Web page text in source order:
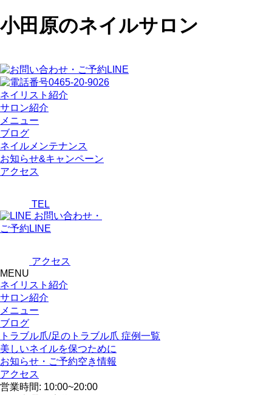
小田原のネイルサロン
ネイリスト紹介
サロン紹介
メニュー
ブログ
ネイルメンテナンス
お知らせ&キャンペーン
アクセス
TEL
お問い合わせ・
ご予約LINE
アクセス
MENU
ネイリスト紹介
サロン紹介
メニュー
ブログ
トラブル爪/足のトラブル爪 症例一覧
美しいネイルを保つために
お知らせ・ご予約空き情報
アクセス
営業時間: 10:00~20:00